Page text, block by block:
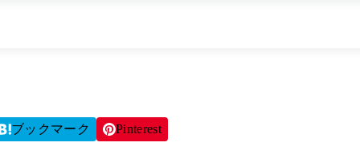
ブックマーク Pinterest